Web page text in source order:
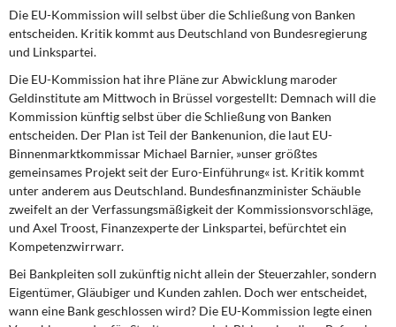
Steuer- und Finanzpolitik
Eurokrise und Griechenland
DIE LINKE
Weitere Themen
Memo-Gruppe
Institut Solidarische Moderne
Rosa-Luxemburg-Stiftung
Die EU-Kommission will selbst über die Schließung von Banken
entscheiden. Kritik kommt aus Deutschland von Bundesregierung
und Linkspartei.
Die EU-Kommission hat ihre Pläne zur Abwicklung maroder
Geldinstitute am Mittwoch in Brüssel vorgestellt: Demnach will die
Kommission künftig selbst über die Schließung von Banken
entscheiden. Der Plan ist Teil der Bankenunion, die laut EU-
Binnenmarktkommissar Michael Barnier, »unser größtes
gemeinsames Projekt seit der Euro-Einführung« ist. Kritik kommt
unter anderem aus Deutschland. Bundesfinanzminister Schäuble
zweifelt an der Verfassungsmäßigkeit der Kommissionsvorschläge,
und Axel Troost, Finanzexperte der Linkspartei, befürchtet ein
Kompetenzwirrwarr.
Bei Bankpleiten soll zukünftig nicht allein der Steuerzahler, sondern
Eigentümer, Gläubiger und Kunden zahlen. Doch wer entscheidet,
wann eine Bank geschlossen wird? Die EU-Kommission legte einen